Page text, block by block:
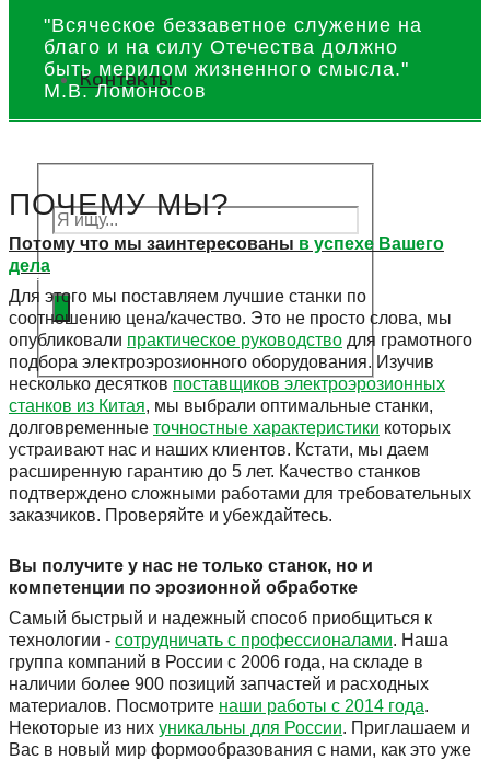
Контакты
Подать заявку
"Всяческое беззаветное служение на
благо и на силу Отечества должно
быть мерилом жизненного смысла."
М.В. Ломоносов
ПОЧЕМУ МЫ?
Потому что мы заинтересованы в успехе Вашего
дела
Для этого мы поставляем лучшие станки по
соотношению цена/качество. Это не просто слова, мы
опубликовали практическое руководство для грамотного
подбора электроэрозионного оборудования. Изучив
несколько десятковпоставщиков электроэрозионных
станков из Китая, мы выбрали оптимальные станки,
долговременные точностные характеристики которых
устраивают нас и наших клиентов. Кстати, мы даем
расширенную гарантию до 5 лет. Качество станков
подтверждено сложными работами для требовательных
заказчиков. Проверяйте и убеждайтесь.
Вы получите у нас не только станок, но и
компетенции по эрозионной обработке
Самый быстрый и надежный способ приобщиться к
технологии - сотрудничать с профессионалами. Наша
группа компаний в России с 2006 года, на складе в
наличии более 900 позиций запчастей и расходных
материалов. Посмотрите наши работы с 2014 года.
Некоторые из них уникальны для России. Приглашаем и
Вас в новый мир формообразования с нами, как это уже